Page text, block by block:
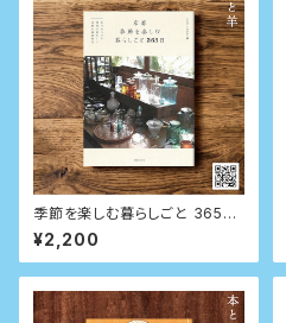
季節を楽しむ暮らしごと 365日
日々の小さな発見が愛おしい古
都の春夏秋冬
¥2,200